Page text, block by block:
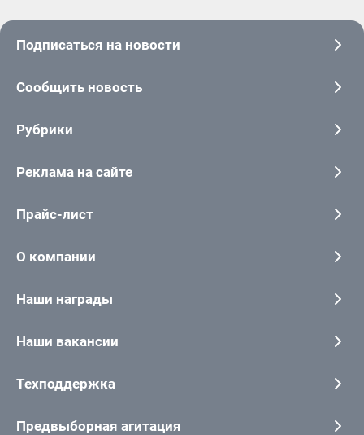
Подписаться на новости
Сообщить новость
Рубрики
Реклама на сайте
Прайс-лист
О компании
Наши награды
Наши вакансии
Техподдержка
Предвыборная агитация